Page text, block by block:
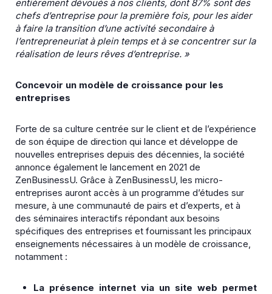
entièrement dévoués à nos clients, dont 87% sont des
chefs d’entreprise pour la première fois, pour les aider
à faire la transition d’une activité secondaire à
l’entrepreneuriat à plein temps et à se concentrer sur la
réalisation de leurs rêves d’entreprise. »
Concevoir un modèle de croissance pour les
entreprises
Forte de sa culture centrée sur le client et de l’expérience
de son équipe de direction qui lance et développe de
nouvelles entreprises depuis des décennies, la société
annonce également le lancement en 2021 de
ZenBusinessU. Grâce à ZenBusinessU, les micro-
entreprises auront accès à un programme d’études sur
mesure, à une communauté de pairs et d’experts, et à
des séminaires interactifs répondant aux besoins
spécifiques des entreprises et fournissant les principaux
enseignements nécessaires à un modèle de croissance,
notamment :
La présence internet via un site web permet